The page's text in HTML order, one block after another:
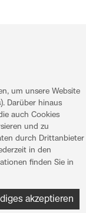
um unsere Website
Darüber hinaus
auch Cookies
und zu
durch Drittanbieter
in den
finden Sie in
akzeptieren